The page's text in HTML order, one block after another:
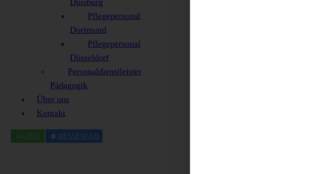
Duisburg
Pflegepersonal
Dortmund
Pflegepersonal
Düsseldorf
Personaldienstleister
Pädagogik
Über uns
Kontakt
CHAT MESSENGER